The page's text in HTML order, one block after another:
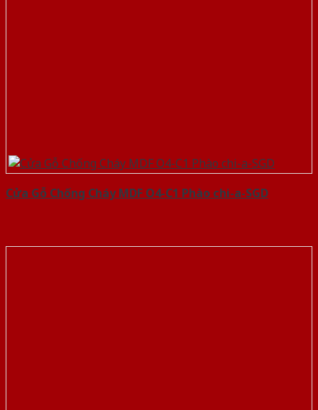
Cửa Gỗ Chống Cháy MDF O4-C1 Phào chi-a-SGD